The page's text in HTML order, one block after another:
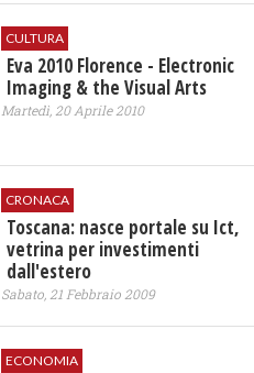
CULTURA
Eva 2010 Florence - Electronic
Imaging & the Visual Arts
Martedì, 20 Aprile 2010
CRONACA
Toscana: nasce portale su Ict,
vetrina per investimenti
dall'estero
Sabato, 21 Febbraio 2009
ECONOMIA